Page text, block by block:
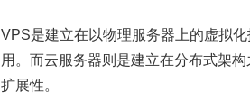
VPS是建立在以物理服务器上的虚拟
用。而云服务器则是建立在分布式架
扩展性。